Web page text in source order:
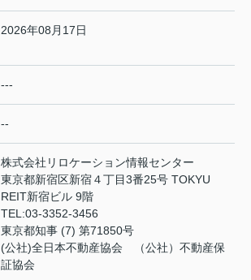
2026年08月17日
---
--
株式会社リロケーション情報センター
東京都新宿区新宿４丁目3番25号 TOKYU
REIT新宿ビル 9階
TEL:03-3352-3456
東京都知事 (7) 第71850号
(公社)全日本不動産協会 （公社）不動産保
証協会